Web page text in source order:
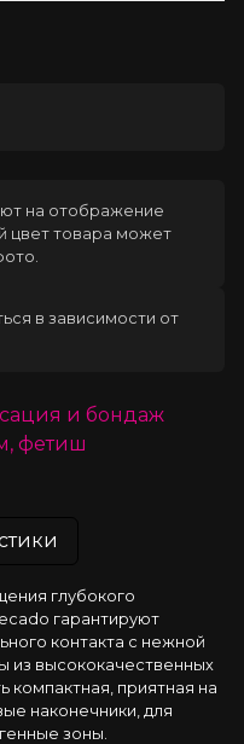
на отображение
цвет товара может
в зависимости от
и бондаж
фетиш
глубокого
гарантируют
контакта с нежной
из высококачественных
компактная, приятная на
наконечники, для
зоны.